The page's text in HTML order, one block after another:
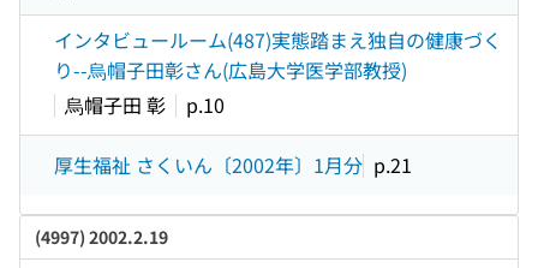
インタビュールーム(487)実態踏まえ独自の健康づく
り--烏帽子田彰さん(広島大学医学部教授)
烏帽子田 彰
p.10
厚生福祉 さくいん〔2002年〕1月分 p.21
(4997) 2002.2.19